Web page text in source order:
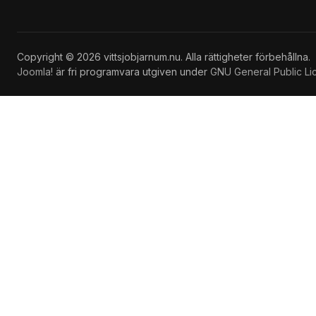
Copyright © 2026 vittsjobjarnum.nu. Alla rättigheter förbehållna.
Joomla! är fri programvara utgiven under GNU General Public